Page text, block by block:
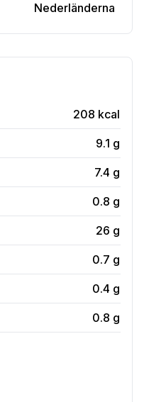
Nederländerna
208 kcal
9.1 g
7.4 g
0.8 g
26 g
0.7 g
0.4 g
0.8 g